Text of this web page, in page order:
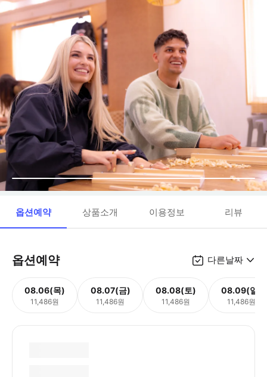
옵션예약 상품소개 이용정보 리뷰
옵션예약 다른날짜
08.06(목)
11,486원
08.07(금)
11,486원
08.08(토)
11,486원
08.09(일)
11,486원